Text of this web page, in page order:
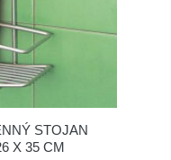
STOJAN
X 35 CM